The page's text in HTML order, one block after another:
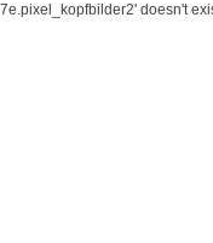
doesn't